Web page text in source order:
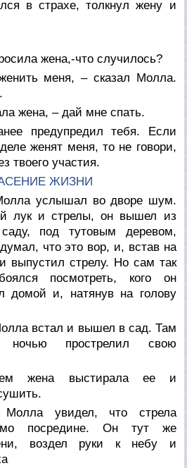
в страхе, толкнул жену и
жена,-что случилось?
меня, – сказал Молла.
жена, – дай мне спать.
предупредил тебя. Если
женят меня, то не говори,
твоего участия.
ЖИЗНИ
услышал во дворе шум.
лук и стрелы, он вышел из
под тутовым деревом,
что это вор, и, встав на
выпустил стрелу. Но сам так
посмотреть, кого он
домой и, натянув на голову
встал и вышел в сад. Там
прострелил свою
жена выстирала ее и
увидел, что стрела
посредине. Он тут же
воздел руки к небу и